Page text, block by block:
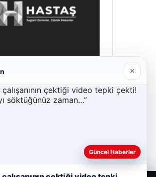
×
Güncel Haberler